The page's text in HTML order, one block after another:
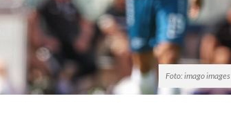
Foto: imago images